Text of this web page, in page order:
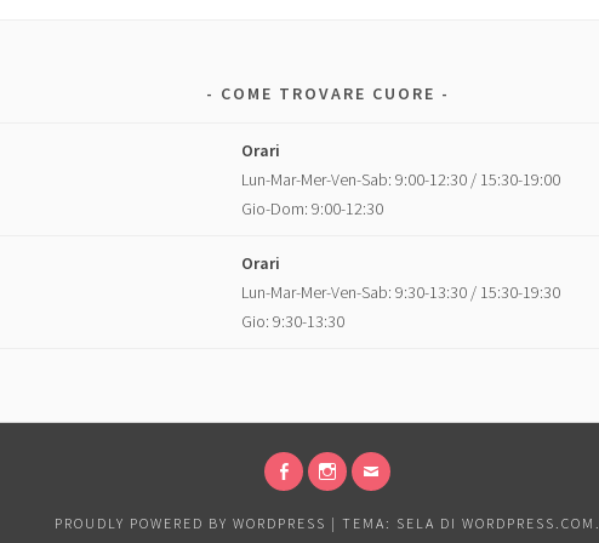
COME TROVARE CUORE
Orari
Lun-Mar-Mer-Ven-Sab: 9:00-12:30 / 15:30-19:00
Gio-Dom: 9:00-12:30
Orari
Lun-Mar-Mer-Ven-Sab: 9:30-13:30 / 15:30-19:30
Gio: 9:30-13:30
PROUDLY POWERED BY WORDPRESS | TEMA: SELA DI WORDPRESS.COM